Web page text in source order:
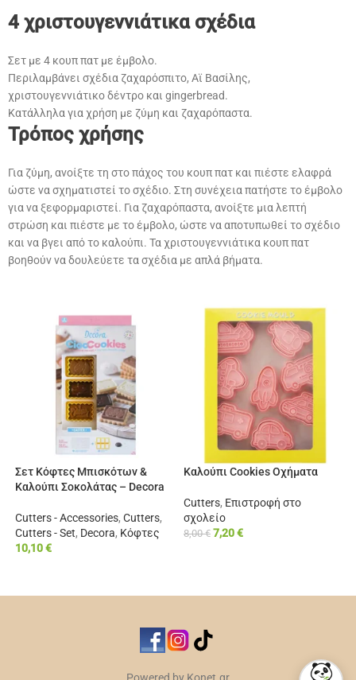
4 χριστουγεννιάτικα σχέδια
Σετ με 4 κουπ πατ με έμβολο.
Περιλαμβάνει σχέδια ζαχαρόσπιτο, Αϊ Βασίλης,
χριστουγεννιάτικο δέντρο και gingerbread.
Κατάλληλα για χρήση με ζύμη και ζαχαρόπαστα.
Τρόπος χρήσης
Για ζύμη, ανοίξτε τη στο πάχος του κουπ πατ και πιέστε ελαφρά
ώστε να σχηματιστεί το σχέδιο. Στη συνέχεια πατήστε το έμβολο
για να ξεφορμαριστεί. Για ζαχαρόπαστα, ανοίξτε μια λεπτή
στρώση και πιέστε με το έμβολο, ώστε να αποτυπωθεί το σχέδιο
και να βγει από το καλούπι. Τα χριστουγεννιάτικα κουπ πατ
βοηθούν να δουλεύετε τα σχέδια με απλά βήματα.
Σετ Κόφτες Μπισκότων &
Καλούπι Σοκολάτας – Decora
Cutters - Accessories, Cutters,
Cutters - Set, Decora, Κόφτες
10,10€
Καλούπι Cookies Οχήματα
Cutters, Επιστροφή στο
σχολείο
8,00€ 7,20€